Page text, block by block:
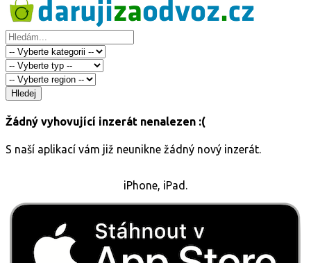
Hledej
Žádný vyhovující inzerát nenalezen :(
S naší aplikací vám již neunikne žádný nový inzerát.
iPhone, iPad.